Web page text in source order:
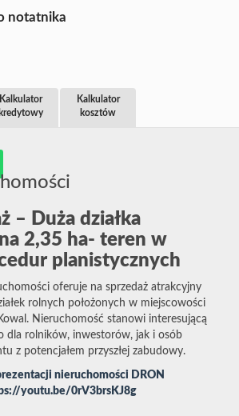
notatnika
Kalkulator
kredytowy
Kalkulator
kosztów
– Duża działka
2,35 ha- teren w
planistycznych
oferuje na sprzedaż atrakcyjny
rolnych położonych w miejscowości
Nieruchomość stanowi interesującą
dla rolników, inwestorów, jak i osób
z potencjałem przyszłej zabudowy.
nieruchomości DRON
youtu.be/0rV3brsKJ8g